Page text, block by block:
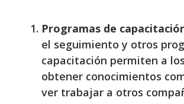
Programas de
el seguimiento y otros
capacitación permiten a
obtener conocimientos
ver trabajar a otros